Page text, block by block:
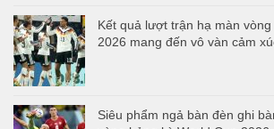
Kết quả lượt trận hạ màn
2026 mang đến vô vàn cảm
Siêu phẩm ngả bàn đèn ghi